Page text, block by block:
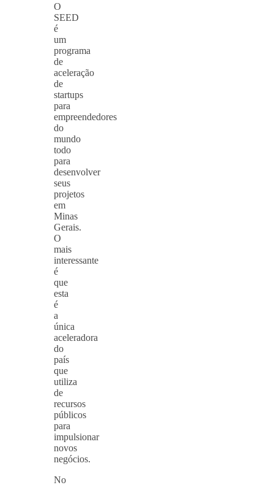
O
SEED
é
um
programa
de
aceleração
de
startups
para
empreendedores
do
mundo
todo
para
desenvolver
seus
projetos
em
Minas
Gerais.
O
mais
interessante
é
que
esta
é
a
única
aceleradora
do
país
que
utiliza
de
recursos
públicos
para
impulsionar
novos
negócios.
No